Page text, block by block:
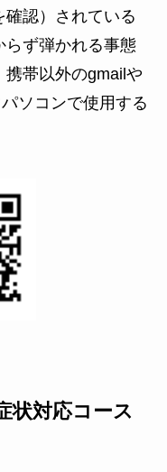
確認）されている
らず弾かれる事態
帯以外のgmailや
ソコンで使用する
状対応コース